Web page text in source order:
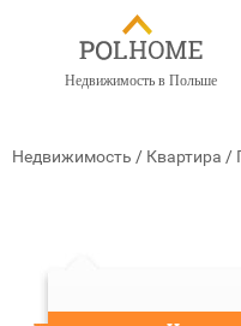
Недвижимость в Польше
Недвижимость / Квартира /